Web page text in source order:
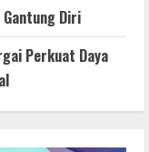
Gantung Diri
Perkuat Daya